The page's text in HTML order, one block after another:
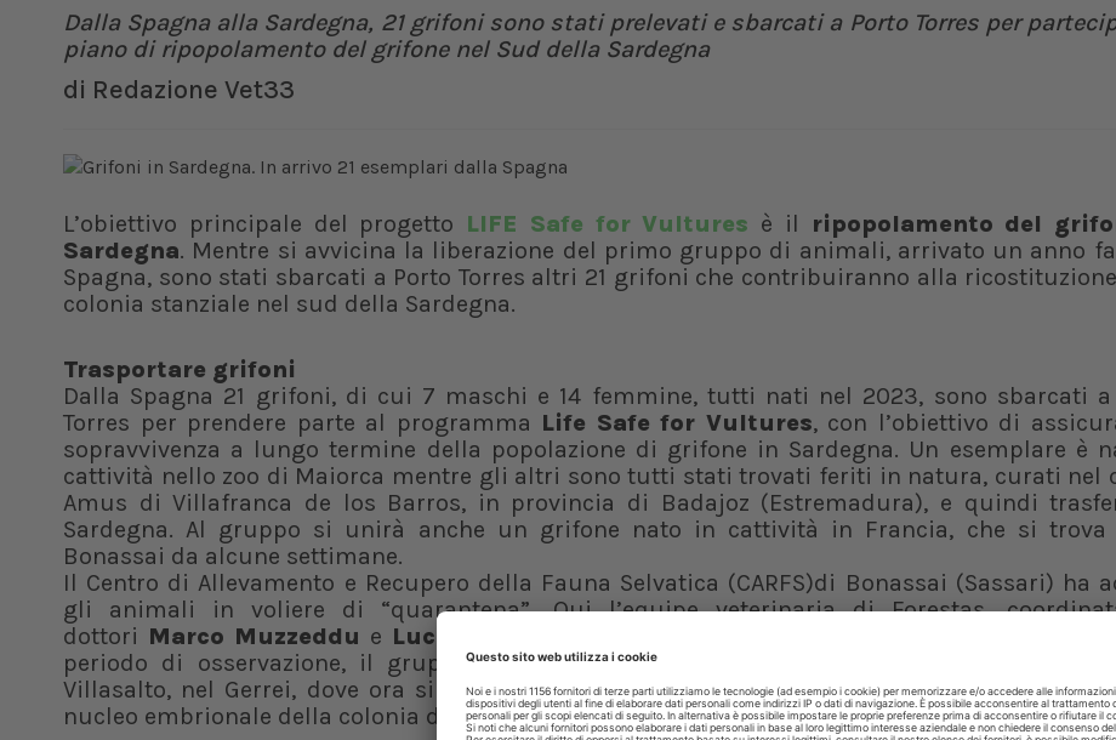
Dalla Spagna alla Sardegna, 21 grifoni sono stati prelevati e sbarcati a Porto Torres per
piano di ripopolamento del grifone nel Sud della Sardegna
di Redazione Vet33
L’obiettivo principale del progetto LIFE Safe for Vultures è il ripopolamento del
Sardegna. Mentre si avvicina la liberazione del primo gruppo di animali, arrivato un anno
Spagna, sono stati sbarcati a Porto Torres altri 21 grifoni che contribuiranno alla
colonia stanziale nel sud della Sardegna.
Trasportare grifoni
Dalla Spagna 21 grifoni, di cui 7 maschi e 14 femmine, tutti nati nel 2023, sono sbarcati a
Torres per prendere parte al programma Life Safe for Vultures, con l’obiettivo di
sopravvivenza a lungo termine della popolazione di grifone in Sardegna. Un esemplare è
cattività nello zoo di Maiorca mentre gli altri sono tutti stati trovati feriti in natura, curati nel
Amus di Villafranca de los Barros, in provincia di Badajoz (Estremadura), e quindi
Sardegna. Al gruppo si unirà anche un grifone nato in cattività in Francia, che si trova
Bonassai da alcune settimane.
Il Centro di Allevamento e Recupero della Fauna Selvatica (CARFS)di Bonassai (Sassari) ha
gli animali in voliere di “quarantena”. Qui l’equipe veterinaria di Forestas,
dottori Marco Muzzeddu e Lucio Mandas
periodo di osservazione, il gruppo sarà trasferito nella voliera di ambientamento
Villasalto, nel Gerrei, dove ora si trovano altri 16 esemplari pronti per essere liberati e
nucleo embrionale della colonia del sud Sardegna.